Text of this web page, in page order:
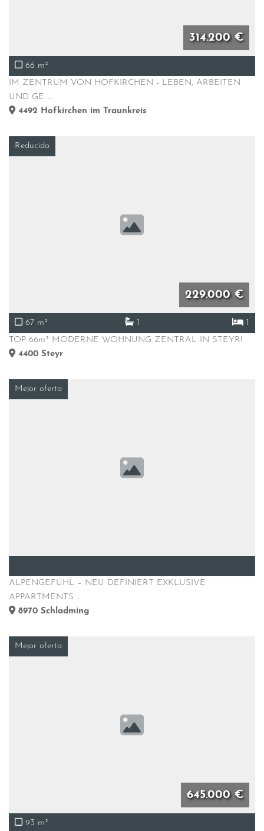
314.200 €
66 m²
IM ZENTRUM VON HOFKIRCHEN - LEBEN, ARBEITEN
UND GE ...
4492 Hofkirchen im Traunkreis
Reducido
229.000 €
67 m² 1
1
TOP 66m² MODERNE WOHNUNG ZENTRAL IN STEYR!
4400 Steyr
Mejor oferta
ALPENGEFÜHL – NEU DEFINIERT EXKLUSIVE
APPARTMENTS ...
8970 Schladming
Mejor oferta
645.000 €
93 m²